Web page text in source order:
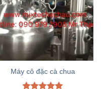
Máy cô đặc cà chua